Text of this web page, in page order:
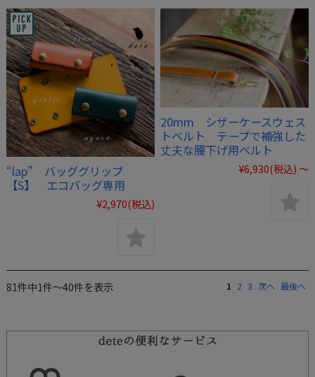
“lap” バッググリップ
【S】 エコバッグ専用
¥2,970(税込)
20mm シザーケースウェス
トベルト テープで補強した
丈夫な腰下げ用ベルト
¥6,930(税込) ～
81件中1件～40件を表示 1 2 3 次へ 最後へ